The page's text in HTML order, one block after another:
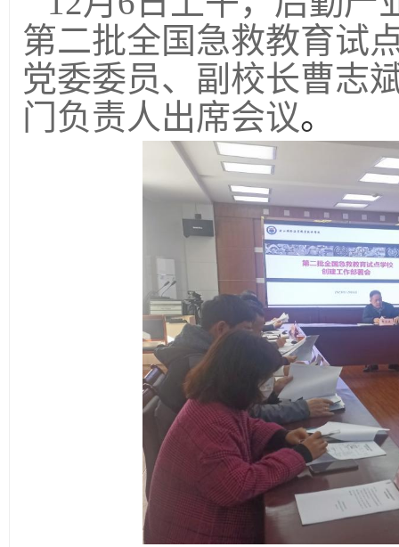
第二批全国急救教育试
党委委员、副校长曹志
门负责人出席会议。